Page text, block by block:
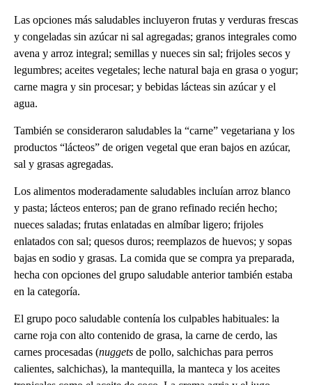
Las opciones más saludables incluyeron frutas y verduras frescas
y congeladas sin azúcar ni sal agregadas; granos integrales como
avena y arroz integral; semillas y nueces sin sal; frijoles secos y
legumbres; aceites vegetales; leche natural baja en grasa o yogur;
carne magra y sin procesar; y bebidas lácteas sin azúcar y el
agua.
También se consideraron saludables la “carne” vegetariana y los
productos “lácteos” de origen vegetal que eran bajos en azúcar,
sal y grasas agregadas.
Los alimentos moderadamente saludables incluían arroz blanco
y pasta; lácteos enteros; pan de grano refinado recién hecho;
nueces saladas; frutas enlatadas en almíbar ligero; frijoles
enlatados con sal; quesos duros; reemplazos de huevos; y sopas
bajas en sodio y grasas. La comida que se compra ya preparada,
hecha con opciones del grupo saludable anterior también estaba
en la categoría.
El grupo poco saludable contenía los culpables habituales: la
carne roja con alto contenido de grasa, la carne de cerdo, las
carnes procesadas (nuggets de pollo, salchichas para perros
calientes, salchichas), la mantequilla, la manteca y los aceites